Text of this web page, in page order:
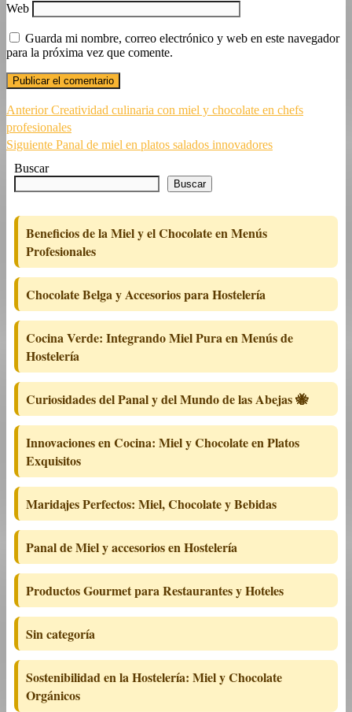
Web
Guarda mi nombre, correo electrónico y web en este navegador
para la próxima vez que comente.
Navegación
de
entradas
Anterior Entrada
anterior:
Creatividad culinaria con miel y chocolate en chefs
profesionales
Siguiente Siguiente
Panal de miel en platos salados innovadores
Buscar
Buscar
Beneficios de la Miel y el Chocolate en Menús
Profesionales
Chocolate Belga y Accesorios para Hostelería
Cocina Verde: Integrando Miel Pura en Menús de
Hostelería
Curiosidades del Panal y del Mundo de las Abejas 🐝
Innovaciones en Cocina: Miel y Chocolate en Platos
Exquisitos
Maridajes Perfectos: Miel, Chocolate y Bebidas
Panal de Miel y accesorios en Hostelería
Productos Gourmet para Restaurantes y Hoteles
Sin categoría
Sostenibilidad en la Hostelería: Miel y Chocolate
Orgánicos